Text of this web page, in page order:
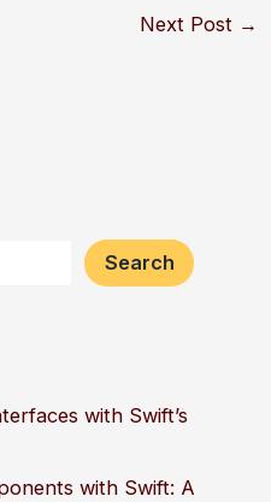
Next Post →
Search
with Swift’s
with Swift: A